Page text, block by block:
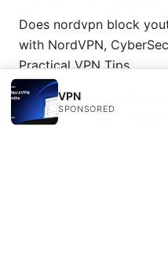
Does nordvpn block
with NordVPN,
Practical VPN Tips
Do you actually need
extension or just the app
VPN
SPONSORED